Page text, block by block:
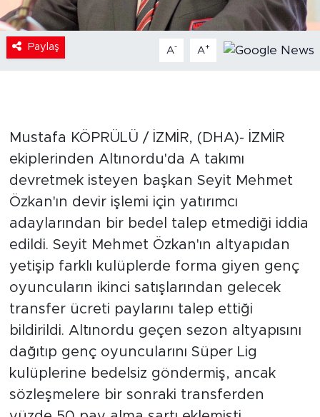
Paylaş A- A+
Mustafa KÖPRÜLÜ / İZMİR, (DHA)- İZMİR
ekiplerinden Altınordu'da A takımı
devretmek isteyen başkan Seyit Mehmet
Özkan'ın devir işlemi için yatırımcı
adaylarından bir bedel talep etmediği iddia
edildi. Seyit Mehmet Özkan'ın altyapıdan
yetişip farklı kulüplerde forma giyen genç
oyuncuların ikinci satışlarından gelecek
transfer ücreti paylarını talep ettiği
bildirildi. Altınordu geçen sezon altyapısını
dağıtıp genç oyuncularını Süper Lig
kulüplerine bedelsiz göndermiş, ancak
sözleşmelere bir sonraki transferden